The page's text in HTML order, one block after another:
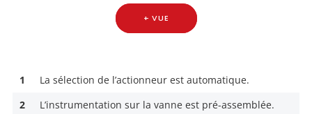
+ VUE
1
La sélection de l’actionneur est automatique.
2
L’instrumentation sur la vanne est pré-assemblée.